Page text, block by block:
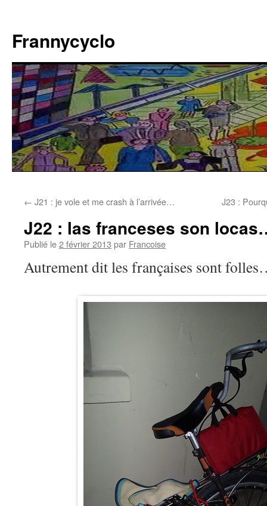
contenu
Frannycyclo
← J21 : je vole et me crash à l’arrivée… J23 :
J22 : las franceses son
Publié le2 février 2013 par Francoise
Autrement dit les françaises sont